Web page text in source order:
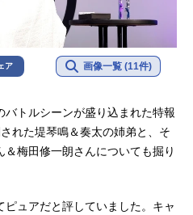
ア 画像一覧 (11件)
トルシーンが盛り込まれた特報
れた堤琴鳴＆奏太の姉弟と、そ
梅田修一朗さんについても掘り
ュアだと評していました。キャ